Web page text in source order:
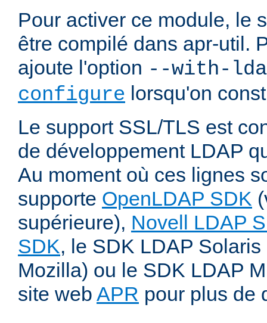
Pour activer ce module, le
être compilé dans apr-util.
ajoute l'option --with-
configure lorsqu'on
Le support SSL/TLS est
de développement LDAP
Au moment où ces lignes
supporte OpenLDAP SDK
supérieure), Novell LDAP
SDK, le SDK LDAP
Mozilla) ou le SDK LDAP
site web APR pour plus de